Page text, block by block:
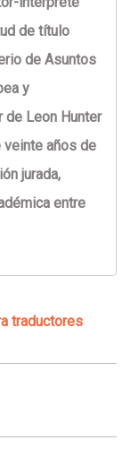
de título
de Asuntos
y
de Leon Hunter
veinte años de
jurada,
entre
traductores